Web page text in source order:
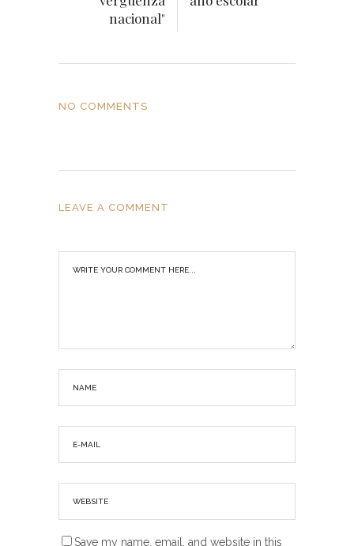
nacional"
NO COMMENTS
LEAVE A COMMENT
Save my name, email, and website in this